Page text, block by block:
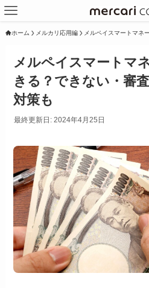
ホーム メルカリ応用編 メルペイスマートマネー
メルペイスマートマ
きる？できない・審
対策も
最終更新日: 2024年4月25日